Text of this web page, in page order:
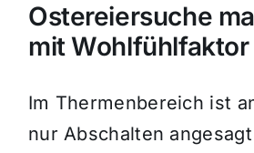
Ostereiersuche
mit Wohlfühlfaktor
Im Thermenbereich ist
nur Abschalten